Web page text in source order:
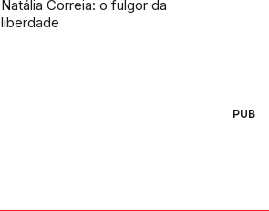
Natália Correia: o fulgor da
liberdade
PUB